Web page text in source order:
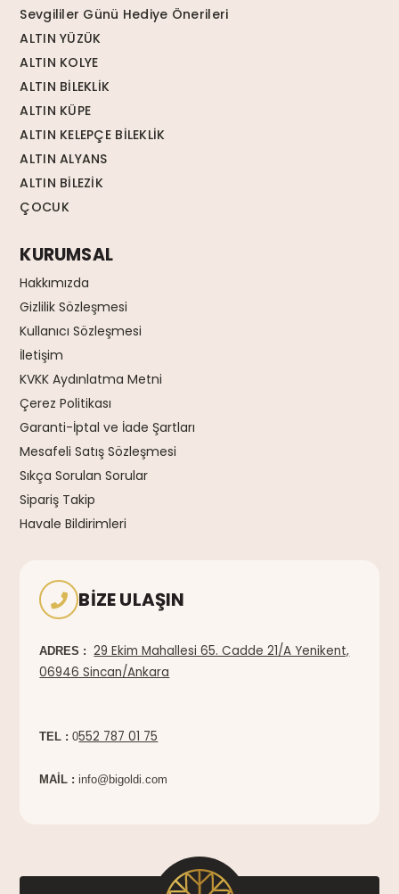
Sevgililer Günü Hediye Önerileri
ALTIN YÜZÜK
ALTIN KOLYE
ALTIN BİLEKLİK
ALTIN KÜPE
ALTIN KELEPÇE BİLEKLİK
ALTIN ALYANS
ALTIN BİLEZİK
ÇOCUK
KURUMSAL
Hakkımızda
Gizlilik Sözleşmesi
Kullanıcı Sözleşmesi
İletişim
KVKK Aydınlatma Metni
Çerez Politikası
Garanti-İptal ve İade Şartları
Mesafeli Satış Sözleşmesi
Sıkça Sorulan Sorular
Sipariş Takip
Havale Bildirimleri
BIZE ULAŞIN
ADRES :
29 Ekim Mahallesi 65. Cadde 21/A Yenikent,
06946 Sincan/Ankara
TEL : 0552 787 01 75
MAİL :info@bigoldi.com